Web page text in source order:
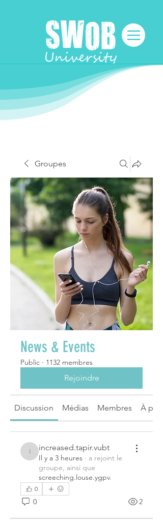
Groupes
News & Events
Public · 1132 membres
Rejoindre
Discussion Médias Membres À
increased.tapir.vubt
increased.tapir.vubt
Il y a 3 heures · a rejoint le
groupe, ainsi que
screeching.louse.ygpv.
0
0 2